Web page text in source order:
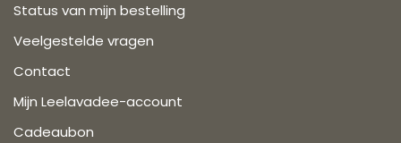
Status van mijn bestelling
Veelgestelde vragen
Contact
Mijn Leelavadee-account
Cadeaubon